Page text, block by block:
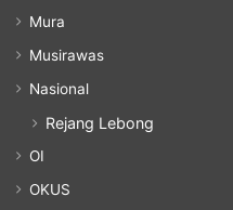
Mura
Musirawas
Nasional
Rejang Lebong
OI
OKUS